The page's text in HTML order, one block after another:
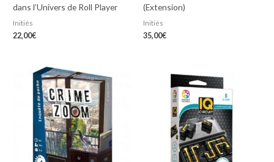
dans l’Univers de Roll Player
Initiés
22,00€
(Extension)
Initiés
35,00€